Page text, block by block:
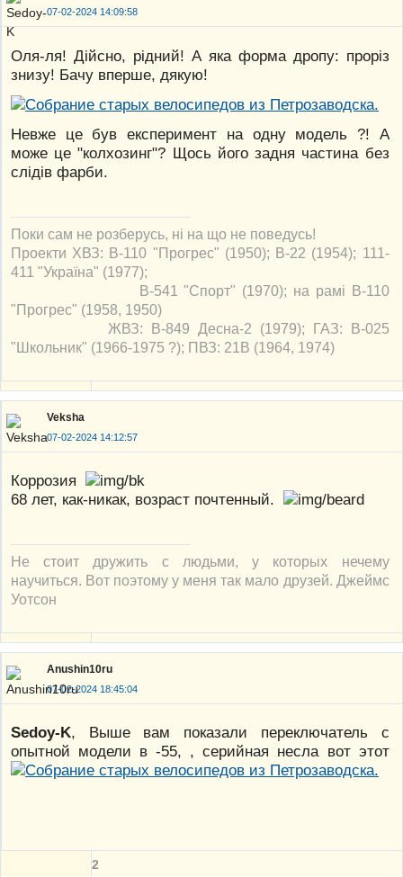
07-02-2024 14:09:58
Оля-ля! Дійсно, рідний! А яка форма дропу: проріз
знизу! Бачу вперше, дякую!
Невже це був експеримент на одну модель ?! А
може це "колхозинг"? Щось його задня частина без
слідів фарби.
Поки сам не розберусь, ні на що не поведусь!
Проекти ХВЗ: В-110 "Прогрес" (1950); В-22 (1954); 111-
411 "Україна" (1977);
В-541 "Спорт" (1970); на рамі В-110
"Прогрес" (1958, 1950)
ЖВЗ: В-849 Десна-2 (1979); ГАЗ: В-025
"Школьник" (1966-1975 ?); ПВЗ: 21В (1964, 1974)
Veksha
07-02-2024 14:12:57
Коррозия
68 лет, как-никак, возраст почтенный.
Не стоит дружить с людьми, у которых нечему
научиться. Вот поэтому у меня так мало друзей. Джеймс
Уотсон
Anushin10ru
07-02-2024 18:45:04
Sedoy-K, Выше вам показали переключатель с
опытной модели в -55, , серийная несла вот этот
2